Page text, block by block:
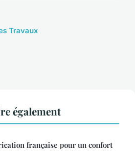
Travaux
également
française pour un confort